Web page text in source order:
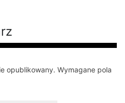
opublikowany. Wymagane pola